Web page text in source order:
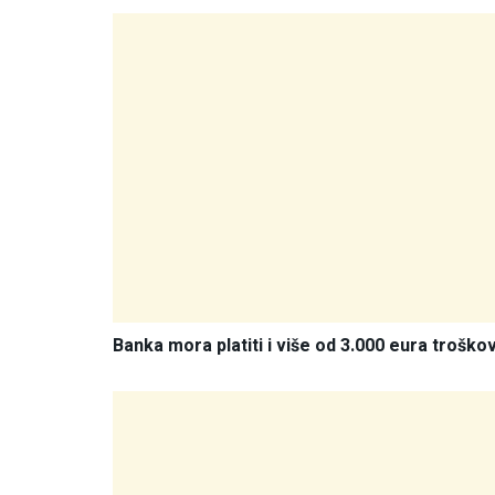
Banka mora platiti i više od 3.000 eura